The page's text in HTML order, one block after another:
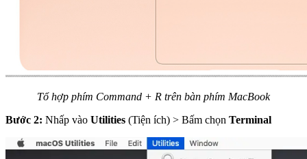
Tổ hợp phím Command + R trên bàn phím MacBook
Bước 2: Nhấp vào Utilities (Tiện ích) > Bấm chọn Terminal